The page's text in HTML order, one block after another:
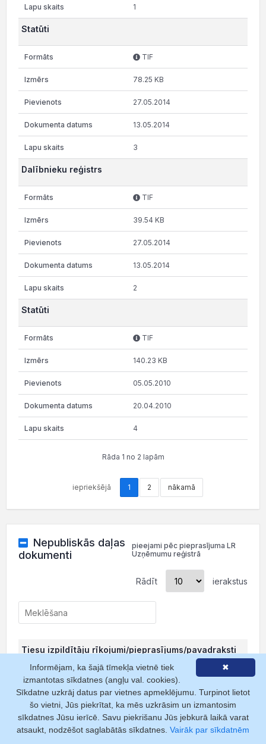
1
Statūti
TIF
78.25 KB
27.05.2014
13.05.2014
3
Dalībnieku reģistrs
TIF
39.54 KB
27.05.2014
13.05.2014
2
Statūti
TIF
140.23 KB
05.05.2010
20.04.2010
4
Rāda 1 no 2 lapām
iepriekšējā 1 2 nākamā
Nepubliskās daļas
dokumenti
pieejami pēc pieprasījuma LR
Uzņēmumu reģistrā
Rādīt ierakstus
Tiesu izpildītāju rīkojumi/pieprasījums/pavadraksti
PDF
375.41 KB
10.06.2026
✖
Informējam, ka šajā tīmekļa vietnē tiek
izmantotas sīkdatnes (angļu val. cookies).
Sīkdatne uzkrāj datus par vietnes apmeklējumu. Turpinot lietot
šo vietni, Jūs piekrītat, ka mēs uzkrāsim un izmantosim
sīkdatnes Jūsu ierīcē. Savu piekrišanu Jūs jebkurā laikā varat
atsaukt, nodzēšot saglabātās sīkdatnes. Vairāk par sīkdatnēm